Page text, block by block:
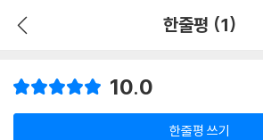
한줄평 (1)
10.0
한줄평 쓰기